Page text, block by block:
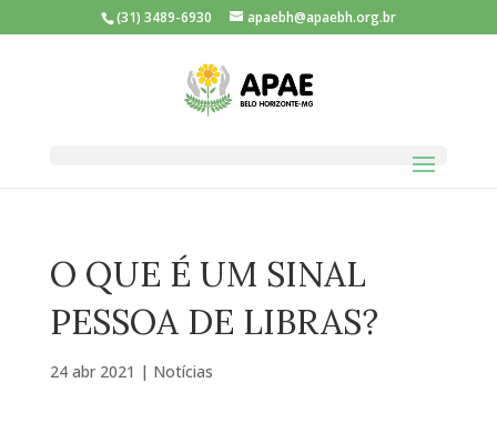
(31) 3489-6930 apaebh@apaebh.org.br
O QUE É UM SINAL
PESSOA DE LIBRAS?
24 abr 2021 | Notícias